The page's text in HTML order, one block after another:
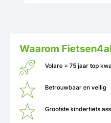
Waarom
Volare = 75 jaar top
Betrouwbaar en veilig
Grootste kinderfiets